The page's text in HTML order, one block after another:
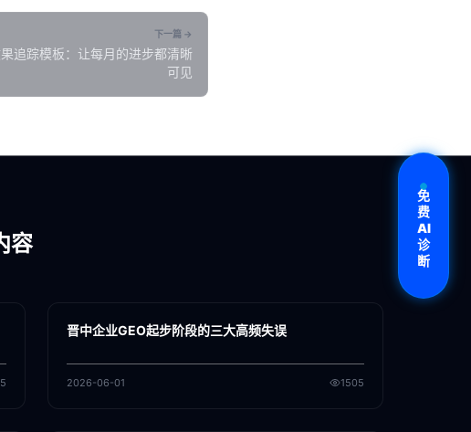
下一篇 →
追踪模板：让每月的进步都清晰
可见
容
GEO
晋中企业GEO起步阶段的三大高频失误
2026-06-01 1505
免
费
AI
诊
断